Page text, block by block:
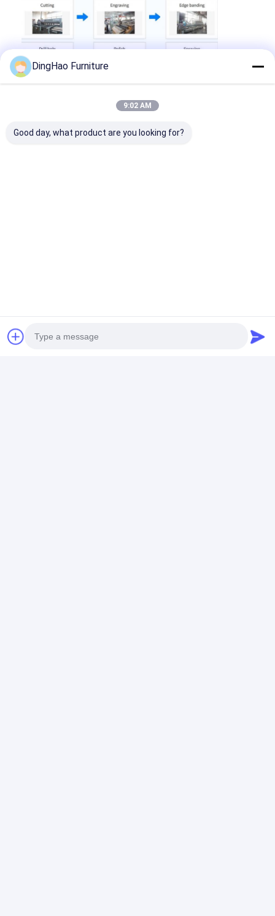
Nous accueillons chaleureusement votre visite
à Guangzhou DingHao (BUVMAMO) Hotel
DingHao Furniture
9:02 AM
Good day, what product are you looking for?